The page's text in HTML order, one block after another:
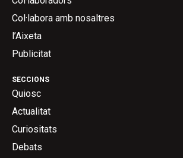
SECCIONS
Quiosc
Actualitat
Curiositats
Debats
Col·labora amb nosaltres
l’Aixeta
Publicitat